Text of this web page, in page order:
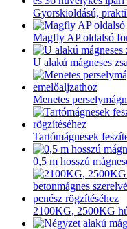
Gyorskioldású,
Magfly AP oldalsó
U alakú mágneses
Menetes
Tartómágnesek
0,5 m hosszú
2100KG, 2500KG